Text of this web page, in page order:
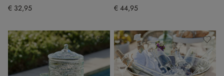
€ 32,95 € 44,95